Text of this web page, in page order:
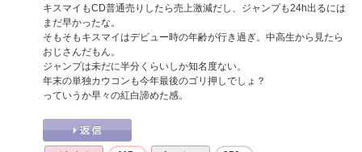
キスマイもCD普通売りしたら売上激減だし、ジャンプも24h出るには
まだ早かったな。
そもそもキスマイはデビュー時の年齢が行き過ぎ。中高生から見たら
おじさんだもん。
ジャンプは未だに半分くらいしか知名度ない。
年末の単独カウコンも今年最後のゴリ押しでしょ？
っていうか早々の紅白諦めた感。